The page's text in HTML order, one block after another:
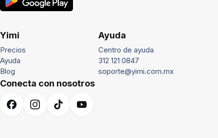
Yimi
Precios
Ayuda
Blog
Ayuda
Centro de ayuda
312 121 0847
soporte@yimi.com.mx
Conecta con nosotros